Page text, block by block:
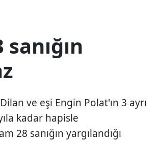
ve eşi Engin Polat'ın 3 ayrı
kadar hapisle
28 sanığın yargılandığı